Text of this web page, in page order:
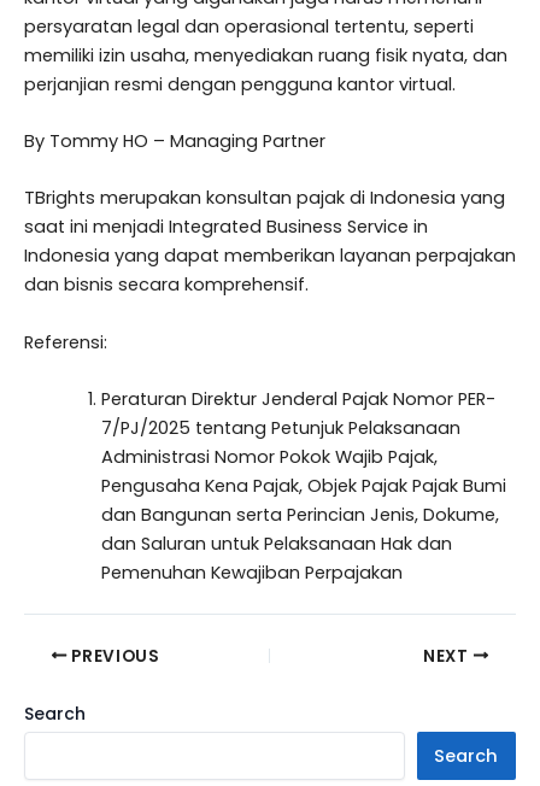
persyaratan legal dan operasional tertentu, seperti
memiliki izin usaha, menyediakan ruang fisik nyata, dan
perjanjian resmi dengan pengguna kantor virtual.
By Tommy HO – Managing Partner
TBrights merupakan konsultan pajak di Indonesia yang
saat ini menjadi Integrated Business Service in
Indonesia yang dapat memberikan layanan perpajakan
dan bisnis secara komprehensif.
Referensi:
Peraturan Direktur Jenderal Pajak Nomor PER-
7/PJ/2025 tentang Petunjuk Pelaksanaan
Administrasi Nomor Pokok Wajib Pajak,
Pengusaha Kena Pajak, Objek Pajak Pajak Bumi
dan Bangunan serta Perincian Jenis, Dokume,
dan Saluran untuk Pelaksanaan Hak dan
Pemenuhan Kewajiban Perpajakan
PREVIOUS NEXT
Search
Search